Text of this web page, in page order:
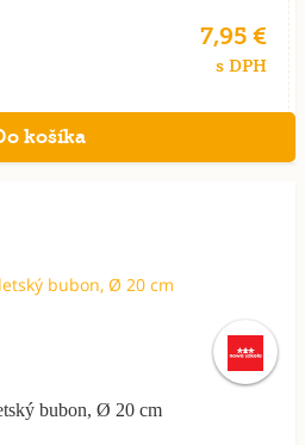
7,95 €
s DPH
bubon, Ø 20 cm